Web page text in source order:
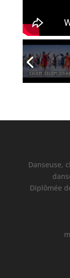
Danseuse,
Diplômée